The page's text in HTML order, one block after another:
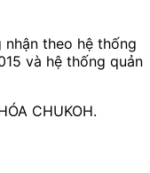
theo hệ thống
và hệ thống quản
CHUKOH.